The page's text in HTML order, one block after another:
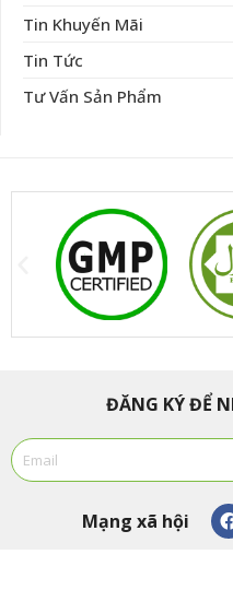
Tin Khuyến Mãi
Tin Tức
Tư Vấn Sản Phẩm
ĐĂNG KÝ ĐỂ
Email
Mạng xã hội